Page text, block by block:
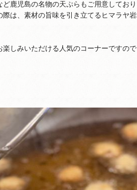
鹿児島の名物の天ぷらもご用意してお
は、素材の旨味を引き立てるヒマラヤ
しみいただける人気のコーナーですの